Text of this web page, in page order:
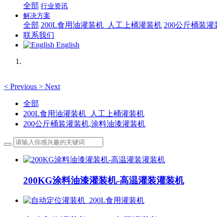
全部 行业资讯
解决方案
全部 200L食用油灌装机_人工上桶灌装机 200公斤桶装
联系我们
English
< Previous > Next
全部
200L食用油灌装机_人工上桶灌装机
200公斤桶装灌装机,涂料油漆灌装机
200KG涂料油漆灌装机-高温灌装灌装机